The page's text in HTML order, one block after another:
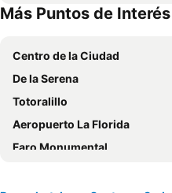
Hostel Del Puerto
Hotel Chagual
The Cool Hostel
Mumus
Domos Dream
Hotel del Cid
Más Puntos de
Centro de la Ciudad
De la Serena
Totoralillo
Aeropuerto La Florida
Faro Monumental